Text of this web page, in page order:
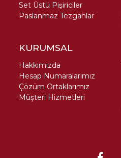
Set Üstü Pişiriciler
Paslanmaz Tezgahlar
KURUMSAL
Hakkımızda
Hesap Numaralarımız
Çözüm Ortaklarımız
Müşteri Hizmetleri